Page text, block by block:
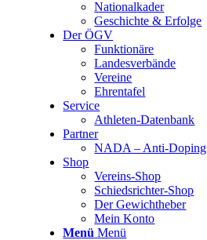
Nationalkader
Geschichte & Erfolge
Der ÖGV
Funktionäre
Landesverbände
Vereine
Ehrentafel
Service
Athleten-Datenbank
Partner
NADA – Anti-Doping
Shop
Vereins-Shop
Schiedsrichter-Shop
Der Gewichtheber
Mein Konto
Menü Menü